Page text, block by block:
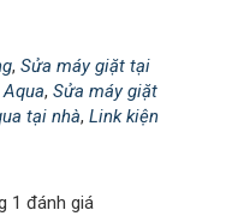
, Sửa máy giặt tại
, Sửa máy giặt
tại nhà, Link kiện
1 đánh giá